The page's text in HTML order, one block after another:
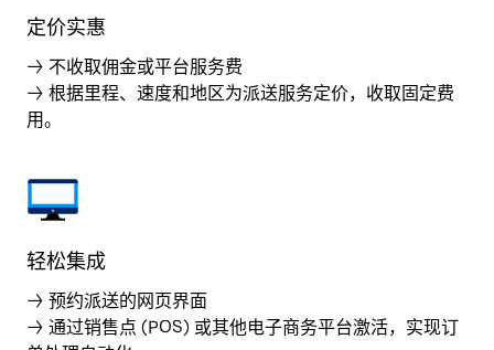
定价实惠
→ 不收取佣金或平台服务费
→ 根据里程、速度和地区为派送服务定价，收取固定费
用。
轻松集成
→ 预约派送的网页界面
→ 通过销售点 (POS) 或其他电子商务平台激活，实现订